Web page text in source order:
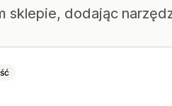
sklepie, dodając